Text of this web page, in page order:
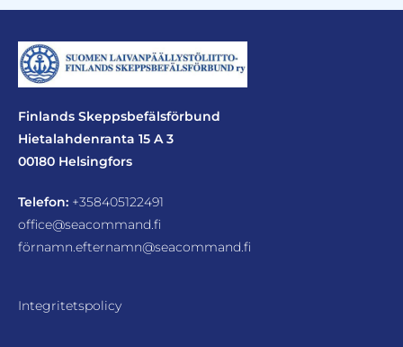
Finlands Skeppsbefälsförbund
Hietalahdenranta 15 A 3
00180 Helsingfors
Telefon: +358405122491
office@seacommand.fi
förnamn.efternamn@seacommand.fi
Integritetspolicy